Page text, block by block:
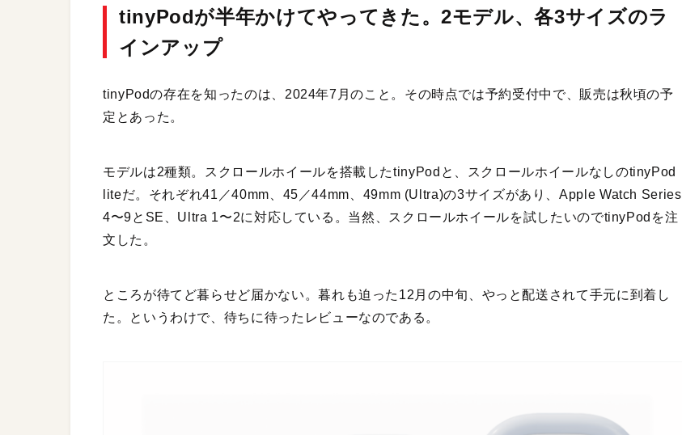
tinyPodが半年かけてやってきた。2モデル、各3サイズのラ
インアップ
tinyPodの存在を知ったのは、2024年7月のこと。その時点では予約受付中で、販売は秋頃の予
定とあった。
モデルは2種類。スクロールホイールを搭載したtinyPodと、スクロールホイールなしのtinyPod
liteだ。それぞれ41／40mm、45／44mm、49mm (Ultra)の3サイズがあり、Apple Watch Series
4〜9とSE、Ultra 1〜2に対応している。当然、スクロールホイールを試したいのでtinyPodを注
文した。
ところが待てど暮らせど届かない。暮れも迫った12月の中旬、やっと配送されて手元に到着し
た。というわけで、待ちに待ったレビューなのである。